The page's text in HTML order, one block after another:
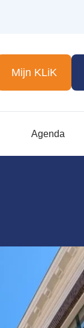
Mijn KLiK
Agenda